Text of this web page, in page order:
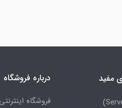
مفید درباره فروشگاه
فروشگاه